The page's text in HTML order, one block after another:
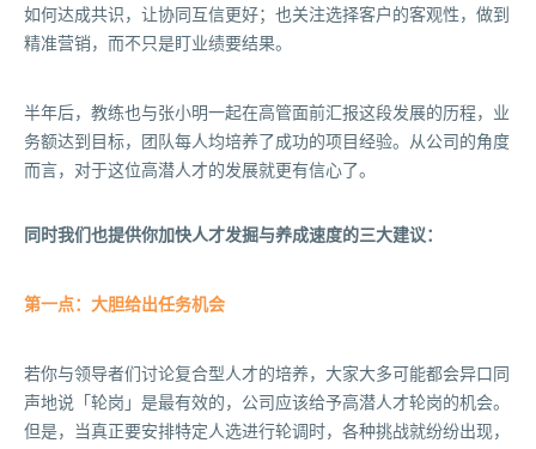
如何达成共识，让协同互信更好；也关注选择客户的客观性，做到
精准营销，而不只是盯业绩要结果。
半年后，教练也与张小明一起在高管面前汇报这段发展的历程，业
务额达到目标，团队每人均培养了成功的项目经验。从公司的角度
而言，对于这位高潜人才的发展就更有信心了。
同时我们也提供你加快人才发掘与养成速度的三大建议：
第一点：大胆给出任务机会
若你与领导者们讨论复合型人才的培养，大家大多可能都会异口同
声地说「轮岗」是最有效的，公司应该给予高潜人才轮岗的机会。
但是，当真正要安排特定人选进行轮调时，各种挑战就纷纷出现，